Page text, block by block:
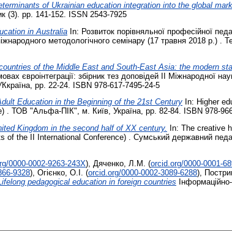
of Ukrainian education integration into the global
(3). pp. 141-152. ISSN 2543-7925
in Australia In: Розвиток порівняльної професійної
методологічного семінару (17 травня 2018 р.) .
of the Middle East and South-East Asia: the modern
євроінтеграції: збірник тез доповідей ІІ Міжнародної
pp. 22-24. ISBN 978-617-7495-24-5
Education in the Beginning of the 21st Century In: Higher
ТОВ "Альфа-ПІК", м. Київ, Україна, pp. 82-84. ISBN 978-
Kingdom in the second half of XX century.
In: The creative
the II International Conference) . Сумський державний
0000-0002-9263-243X), Дяченко, Л.М. (orcid.org/0000-0001-
9328), Огієнко, О.І. (orcid.org/0000-0002-3089-6288),
pedagogical education in foreign countries